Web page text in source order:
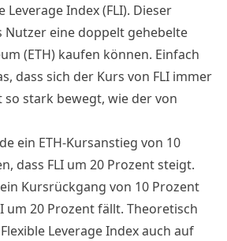
Leverage Index (FLI). Dieser
Nutzer eine doppelt gehebelte
(ETH) kaufen können. Einfach
dass sich der Kurs von FLI immer
stark bewegt, wie der von
ein ETH-Kursanstieg von 10
dass FLI um 20 Prozent steigt.
Kursrückgang von 10 Prozent
um 20 Prozent fällt. Theoretisch
Leverage Index auch auf